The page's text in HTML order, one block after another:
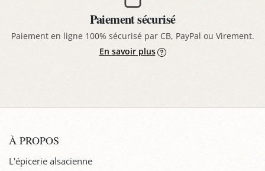
Paiement sécurisé
Paiement en ligne 100% sécurisé par CB, PayPal ou Virement.
En savoir plus
À PROPOS
L'épicerie alsacienne